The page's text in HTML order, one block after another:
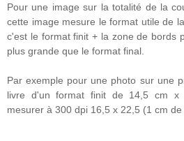
Pour une image sur la totalité de la
cette image mesure le format utile de
c'est le format finit + la zone de bords
plus grande que le format final.
Par exemple pour une photo sur une
livre d'un format finit de 14,5 cm x
mesurer à 300 dpi 16,5 x 22,5 (1 cm